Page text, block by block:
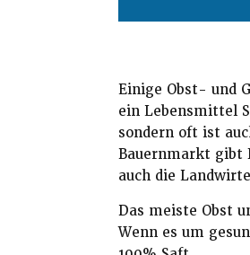
Einige Obst- und
ein Lebensmittel
sondern oft ist
Bauernmarkt gibt
auch die
Das meiste Obst
Wenn es um